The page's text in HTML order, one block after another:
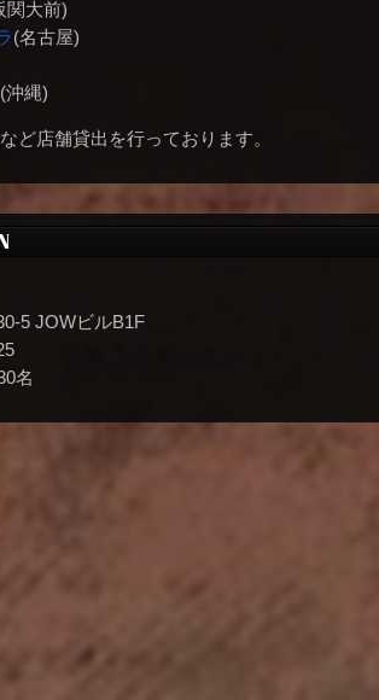
関大前)
(名古屋)
縄)
ど店舗貸出を行っております。
5 JOWビルB1F
名